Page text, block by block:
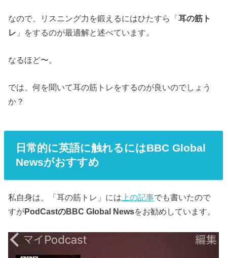
なので、リスニング力を鍛えるにはひたすら「耳の筋ト
レ 」をするのが最適解と述べています。
なるほど〜。
では、何を聞いて耳の筋トレをするのが良いのでしょう
か？
日常的に英語に触れるにはBBC Global
Newsがおすすめ
私自身は、「耳の筋トレ」には 上の記事でも書いたので
すがPodCastのBBC Global Newsをお勧めしています。